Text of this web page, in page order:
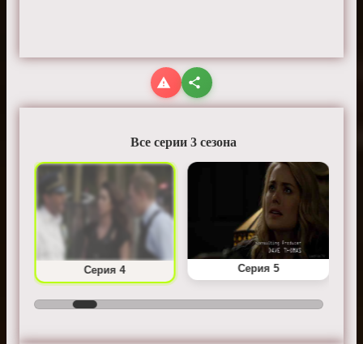
Все серии 3 сезона
Серия 4 Серия 5